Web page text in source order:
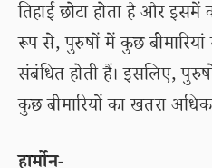
तिहाई छोटा होता है और
रूप से, पुरुषों में कुछ
संबंधित होती हैं। इसलिए,
कुछ बीमारियों का खतरा अधिक